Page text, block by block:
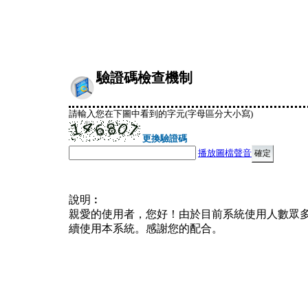
驗證碼檢查機制
請輸入您在下圖中看到的字元(字母區分大小寫)
更換驗證碼
播放圖檔聲音
說明︰
親愛的使用者，您好！由於目前系統使用人數眾
續使用本系統。感謝您的配合。